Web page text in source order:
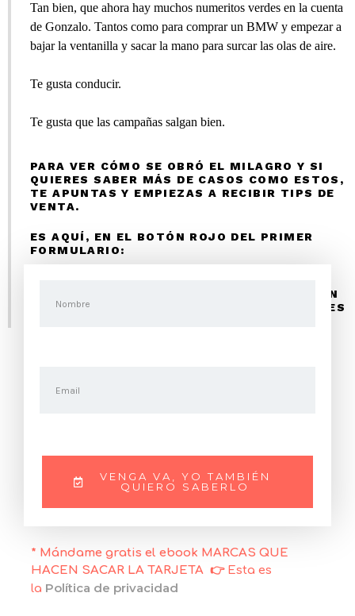
Tan bien, que ahora hay muchos numeritos verdes en la cuenta
de Gonzalo. Tantos como para comprar un BMW y empezar a
bajar la ventanilla y sacar la mano para surcar las olas de aire.
Te gusta conducir.
Te gusta que las campañas salgan bien.
PARA VER CÓMO SE OBRÓ EL MILAGRO Y SI
QUIERES SABER MÁS DE CASOS COMO ESTOS,
TE APUNTAS Y EMPIEZAS A RECIBIR TIPS DE
VENTA.
ES AQUÍ, EN EL BOTÓN ROJO DEL PRIMER
FORMULARIO:
«CÓMO SER UNA MARCA DE ESAS QUE HACEN
SACAR LA TARJETA». SI QUIERES SABERLO ES
VENGA VA, YO TAMBIÉN
QUIERO SABERLO
* Mándame gratis el ebook MARCAS QUE
HACEN SACAR LA TARJETA 👉 Esta es
la Política de privacidad